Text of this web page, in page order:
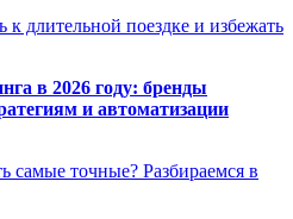
к длительной поездке и избежать
в 2026 году: бренды
и автоматизации
самые точные? Разбираемся в